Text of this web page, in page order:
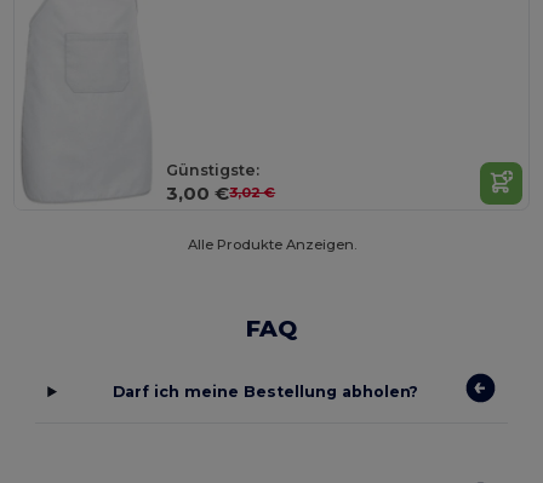
Günstigste:
3,00 €3,02 €
Alle Produkte Anzeigen.
FAQ
Darf ich meine Bestellung abholen?